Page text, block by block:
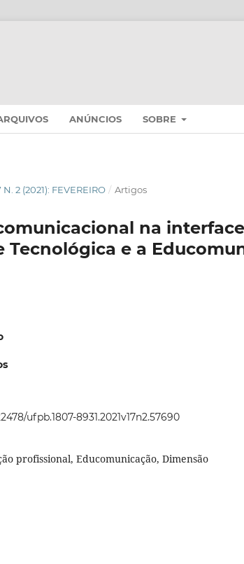
ANÚNCIOS SOBRE
N. 2 (2021): FEVEREIRO / Artigos
na
Tecnológica e a
ufpb.1807-8931.2021v17n2.57690
profissional, Educomunicação, Dimensão